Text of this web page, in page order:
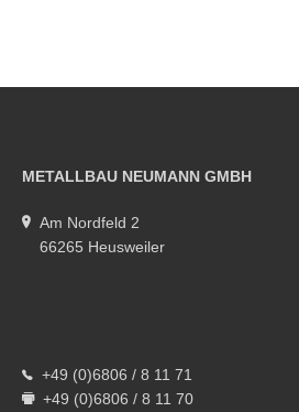
METALLBAU NEUMANN GMBH
Am Nordfeld 2
66265 Heusweiler
+49 (0)6806 / 8 11 71
+49 (0)6806 / 8 11 70